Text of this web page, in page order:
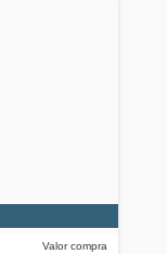
Valor compra